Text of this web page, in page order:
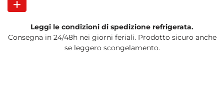
Leggi le condizioni di spedizione refrigerata.
Consegna in 24/48h nei giorni feriali. Prodotto sicuro anche
se leggero scongelamento.